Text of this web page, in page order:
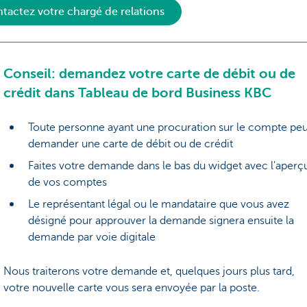
votre chargé de relations
Conseil: demandez votre carte de débit ou de
crédit dans Tableau de bord Business KBC
Toute personne ayant une procuration sur le compte
demander une carte de débit ou de crédit
Faites votre demande dans le bas du widget avec
de vos comptes
Le représentant légal ou le mandataire que vous avez
désigné pour approuver la demande signera ensuite la
demande par voie digitale
Nous traiterons votre demande et, quelques jours plus tard,
votre nouvelle carte vous sera envoyée par la poste.